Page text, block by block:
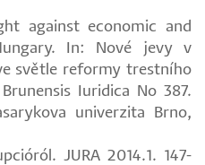
against economic and
In: Nové jevy v
světle reformy trestního
Iuridica No 387.
univerzita Brno,
JURA 2014.1. 147-